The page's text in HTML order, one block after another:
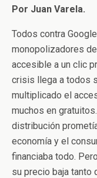
Por Juan Varela.
Todos contra
monopolizadores
accesible a un clic
crisis llega a todos
multiplicado el
muchos en
distribución
economía y el
financiaba todo.
su precio baja tanto